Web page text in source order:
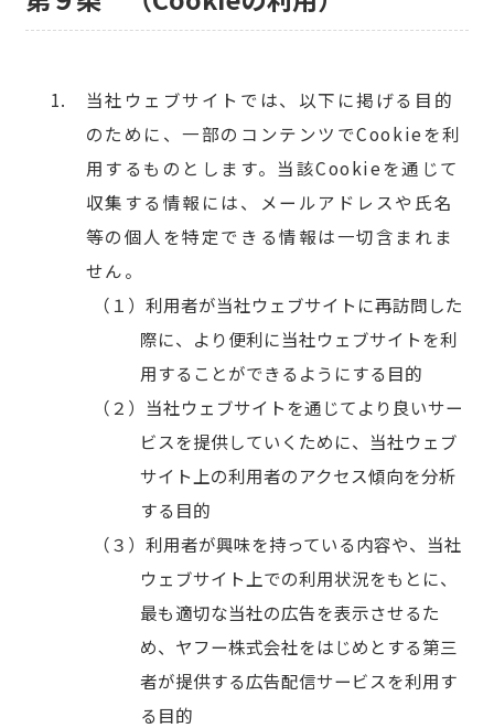
当社ウェブサイトでは、以下に掲げる目的
のために、一部のコンテンツでCookieを利
用するものとします。当該Cookieを通じて
収集する情報には、メールアドレスや氏名
等の個人を特定できる情報は一切含まれま
せん。
利用者が当社ウェブサイトに再訪問した
際に、より便利に当社ウェブサイトを利
用することができるようにする目的
当社ウェブサイトを通じてより良いサー
ビスを提供していくために、当社ウェブ
サイト上の利用者のアクセス傾向を分析
する目的
利用者が興味を持っている内容や、当社
ウェブサイト上での利用状況をもとに、
最も適切な当社の広告を表示させるた
め、ヤフー株式会社をはじめとする第三
者が提供する広告配信サービスを利用す
る目的